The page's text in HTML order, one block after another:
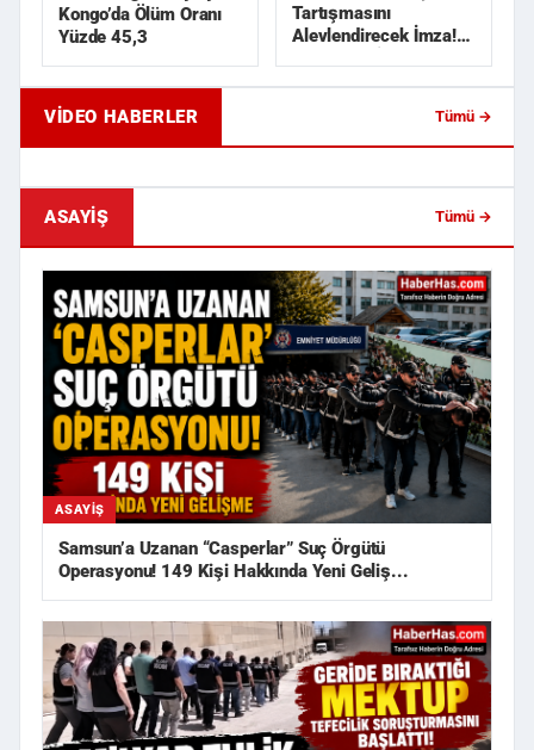
Kongo’da Ölüm Oranı
Yüzde 45,3
Tartışmasını
Alevlendirecek İmza!
Karar
VIDEO HABERLER
Tümü →
Geride Bıraktığı Mektup Tefecilik
Samsun'da Lise
ASAYIŞ Tümü →
ASAYIŞ
Samsun’a Uzanan “Casperlar” Suç Örgütü
Operasyonu! 149 Kişi Hakkında Yeni Geliş...